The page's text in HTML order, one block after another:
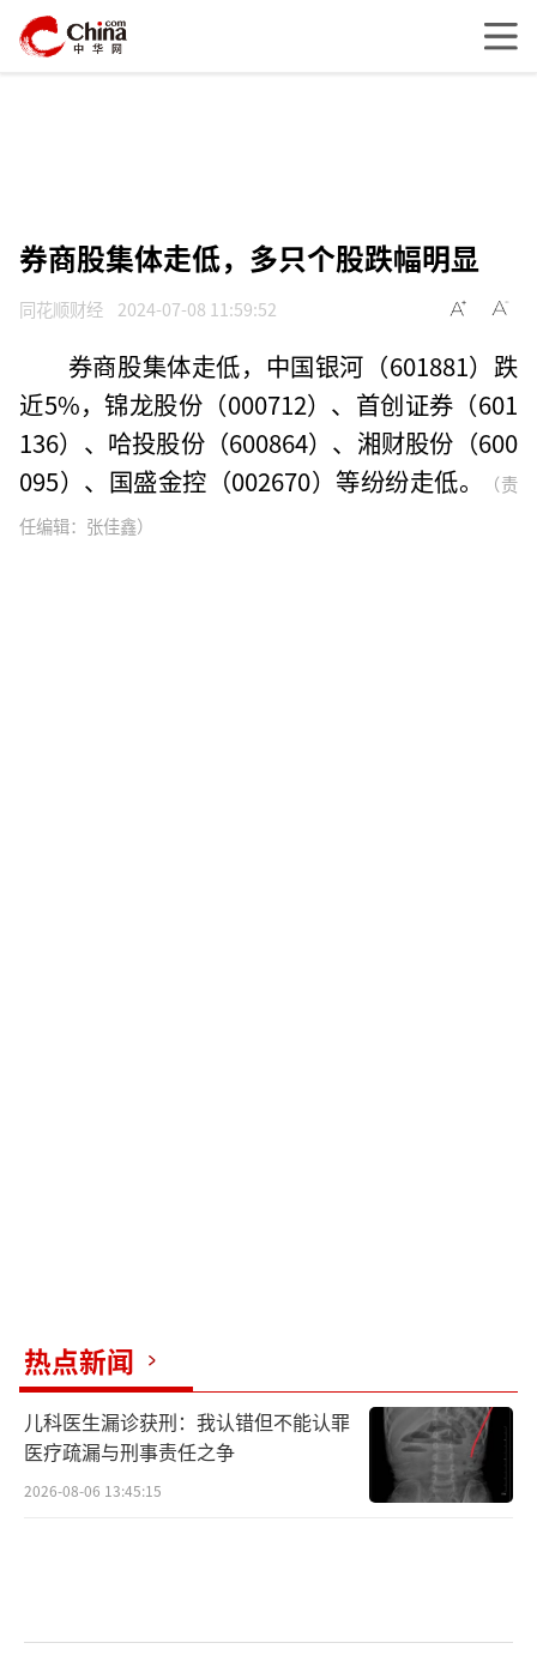
券商股集体走低，多只个股跌幅明显
同花顺财经 2024-07-08 11:59:52
券商股集体走低，中国银河（601881）跌
近5%，锦龙股份（000712）、首创证券（601
136）、哈投股份（600864）、湘财股份（600
095）、国盛金控（002670）等纷纷走低。
（责
任编辑：张佳鑫）
热点新闻
儿科医生漏诊获刑：我认错但不能认罪
医疗疏漏与刑事责任之争
2026-08-06 13:45:15